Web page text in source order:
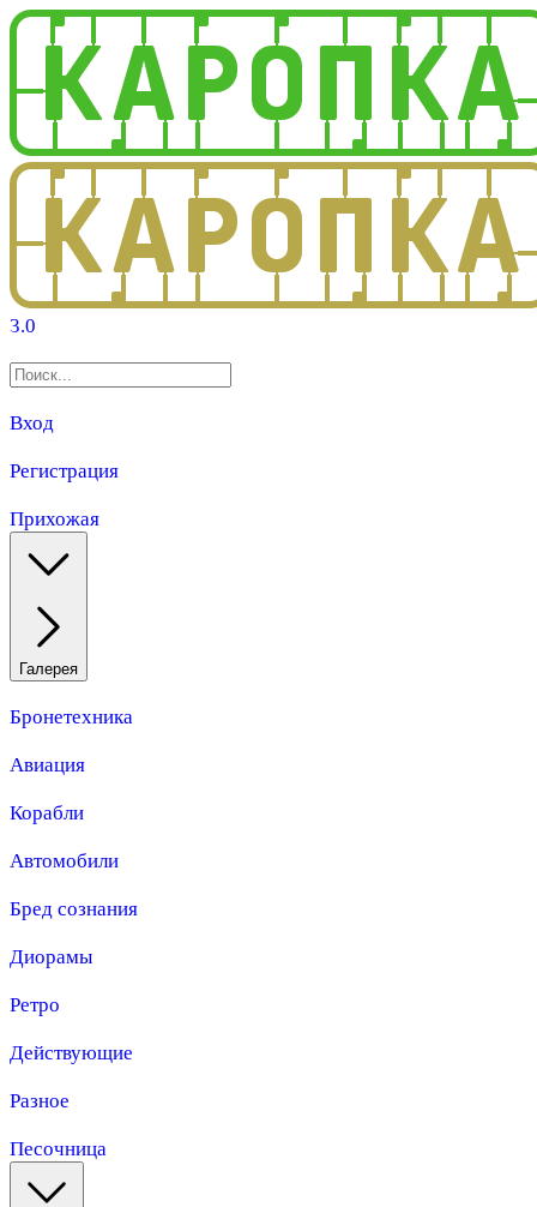
3.0
Вход
Регистрация
Прихожая
Галерея
Бронетехника
Авиация
Корабли
Автомобили
Бред сознания
Диорамы
Ретро
Действующие
Разное
Песочница